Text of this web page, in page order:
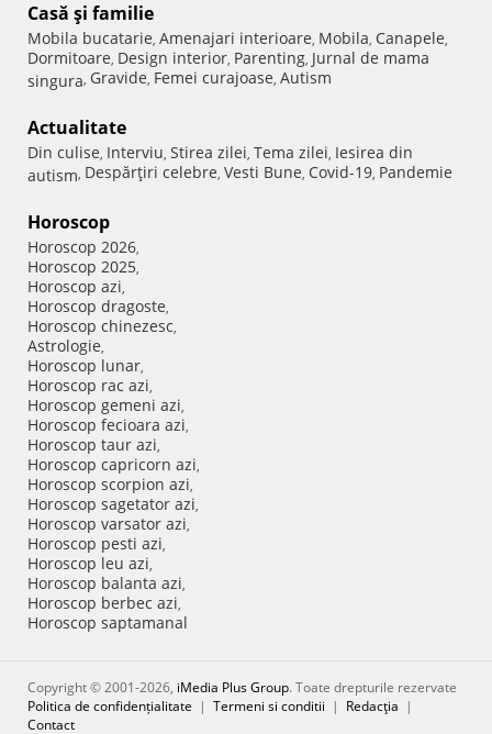
Casă şi familie
Mobila bucatarie, Amenajari interioare, Mobila, Canapele,
Dormitoare, Design interior, Parenting, Jurnal de mama
singura, Gravide, Femei curajoase, Autism
Actualitate
Din culise, Interviu, Stirea zilei, Tema zilei, Iesirea din
autism, Despărţiri celebre, Vesti Bune, Covid-19, Pandemie
Horoscop
Horoscop 2026,
Horoscop 2025,
Horoscop azi,
Horoscop dragoste,
Horoscop chinezesc,
Astrologie,
Horoscop lunar,
Horoscop rac azi,
Horoscop gemeni azi,
Horoscop fecioara azi,
Horoscop taur azi,
Horoscop capricorn azi,
Horoscop scorpion azi,
Horoscop sagetator azi,
Horoscop varsator azi,
Horoscop pesti azi,
Horoscop leu azi,
Horoscop balanta azi,
Horoscop berbec azi,
Horoscop saptamanal
Copyright © 2001-2026, iMedia Plus Group. Toate drepturile rezervate
Politica de confidențialitate | Termeni si conditii | Redacţia |
Contact